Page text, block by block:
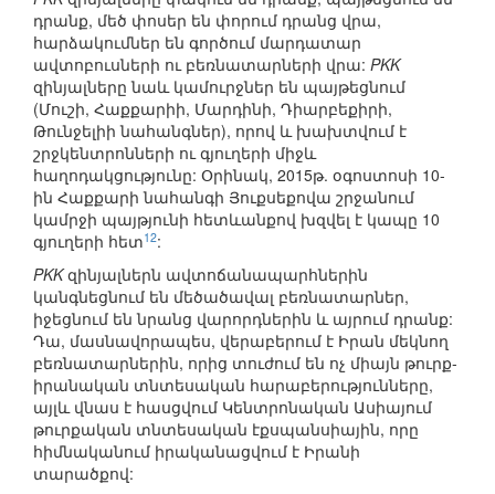
դրանք, մեծ փոսեր են փորում դրանց վրա,
հարձակումներ են գործում մարդատար
ավտոբուսների ու բեռնատարների վրա: PKK
զինյալները նաև կամուրջներ են պայթեցնում
(Մուշի, Հաքքարիի, Մարդինի, Դիարբեքիրի,
Թունջելիի նահանգներ), որով և խախտվում է
շրջկենտրոնների ու գյուղերի միջև
հաղոդակցությունը: Օրինակ, 2015թ. օգոստոսի 10-
ին Հաքքարի նահանգի Յուքսեքովա շրջանում
կամրջի պայթյունի հետևանքով խզվել է կապը 10
գյուղերի հետ12:
PKKզինյալներն ավտոճանապարհներին
կանգնեցնում են մեծածավալ բեռնատարներ,
իջեցնում են նրանց վարորդներին և այրում դրանք:
Դա, մասնավորապես, վերաբերում է Իրան մեկնող
բեռնատարներին, որից տուժում են ոչ միայն թուրք-
իրանական տնտեսական հարաբերությունները,
այլև վնաս է հասցվում Կենտրոնական Ասիայում
թուրքական տնտեսական էքսպանսիային, որը
հիմնականում իրականացվում է Իրանի
տարածքով: